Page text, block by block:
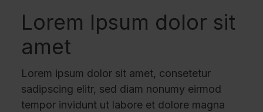
Lorem Ipsum dolor sit
amet
Lorem ipsum dolor sit amet, consetetur
sadipscing elitr, sed diam nonumy eirmod
tempor invidunt ut labore et dolore magna